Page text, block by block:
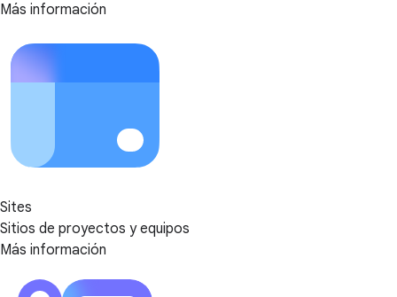
Más información
Sites
Sitios de proyectos y equipos
Más información